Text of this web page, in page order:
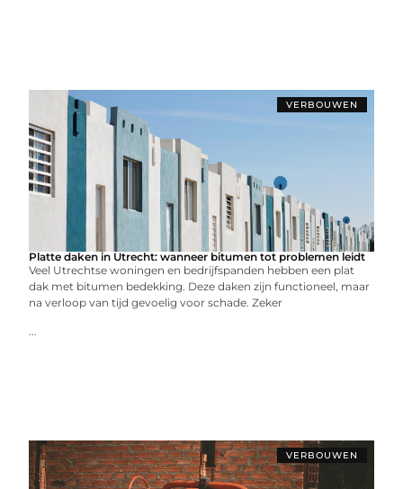
VERBOUWEN
Platte daken in Utrecht: wanneer bitumen tot problemen leidt
Veel Utrechtse woningen en bedrijfspanden hebben een plat
dak met bitumen bedekking. Deze daken zijn functioneel, maar
na verloop van tijd gevoelig voor schade. Zeker
...
VERBOUWEN